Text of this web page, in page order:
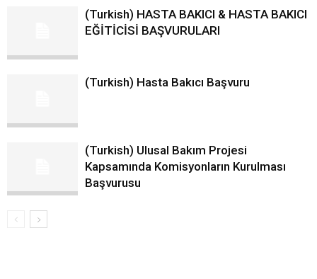
(Turkish) HASTA BAKICI & HASTA BAKICI
EĞİTİCİSİ BAŞVURULARI
(Turkish) Hasta Bakıcı Başvuru
(Turkish) Ulusal Bakım Projesi
Kapsamında Komisyonların Kurulması
Başvurusu